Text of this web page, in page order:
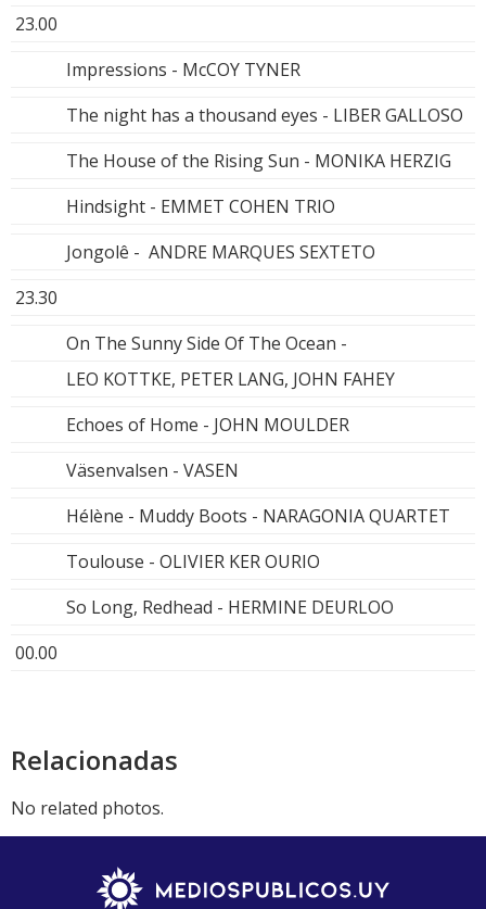
23.00
Impressions - McCOY TYNER
The night has a thousand eyes - LIBER GALLOSO
The House of the Rising Sun - MONIKA HERZIG
Hindsight - EMMET COHEN TRIO
Jongolê - ANDRE MARQUES SEXTETO
23.30
On The Sunny Side Of The Ocean -
LEO KOTTKE, PETER LANG, JOHN FAHEY
Echoes of Home - JOHN MOULDER
Väsenvalsen - VASEN
Hélène - Muddy Boots - NARAGONIA QUARTET
Toulouse - OLIVIER KER OURIO
So Long, Redhead - HERMINE DEURLOO
00.00
Relacionadas
No related photos.